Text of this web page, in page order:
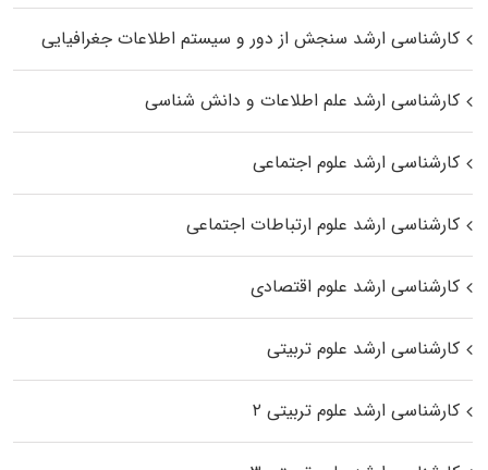
کارشناسی ارشد سنجش از دور و سیستم اطلاعات جغرافیایی
کارشناسی ارشد علم اطلاعات و دانش شناسی
کارشناسی ارشد علوم اجتماعی
کارشناسی ارشد علوم ارتباطات اجتماعی
کارشناسی ارشد علوم اقتصادی
کارشناسی ارشد علوم تربیتی
کارشناسی ارشد علوم تربیتی ۲